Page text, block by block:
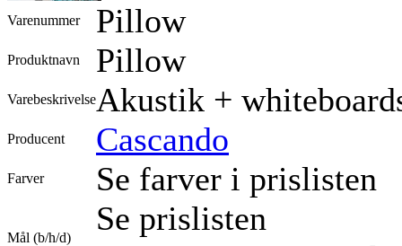
Varenummer Pillow
Produktnavn Pillow
VarebeskrivelseAkustik +
Producent Cascando
Farver Se farver i prislisten
Mål (b/h/d)
Se prislisten